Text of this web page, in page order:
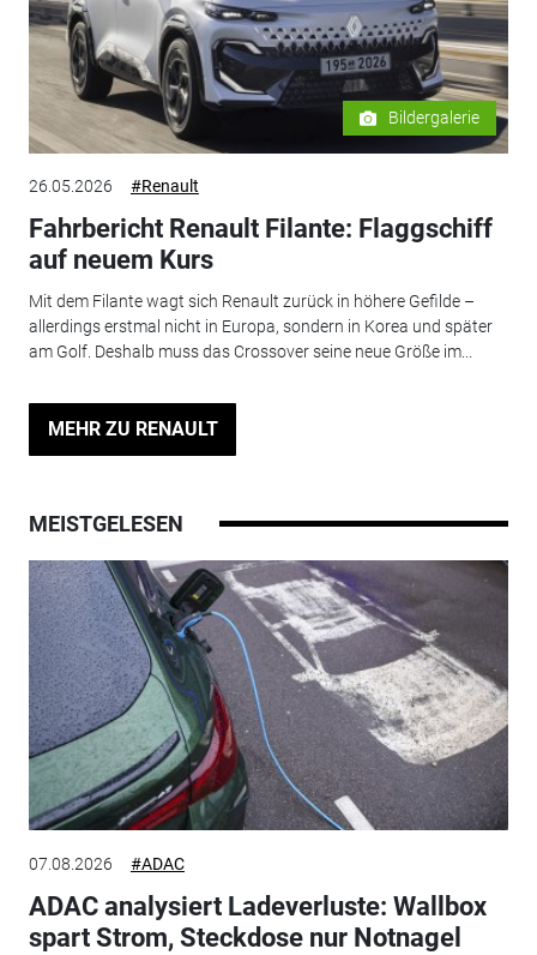
Bildergalerie
26.05.2026 #Renault
Fahrbericht Renault Filante: Flaggschiff
auf neuem Kurs
Mit dem Filante wagt sich Renault zurück in höhere Gefilde –
allerdings erstmal nicht in Europa, sondern in Korea und später
am Golf. Deshalb muss das Crossover seine neue Größe im...
MEHR ZU RENAULT
MEISTGELESEN
07.08.2026 #ADAC
ADAC analysiert Ladeverluste: Wallbox
spart Strom, Steckdose nur Notnagel